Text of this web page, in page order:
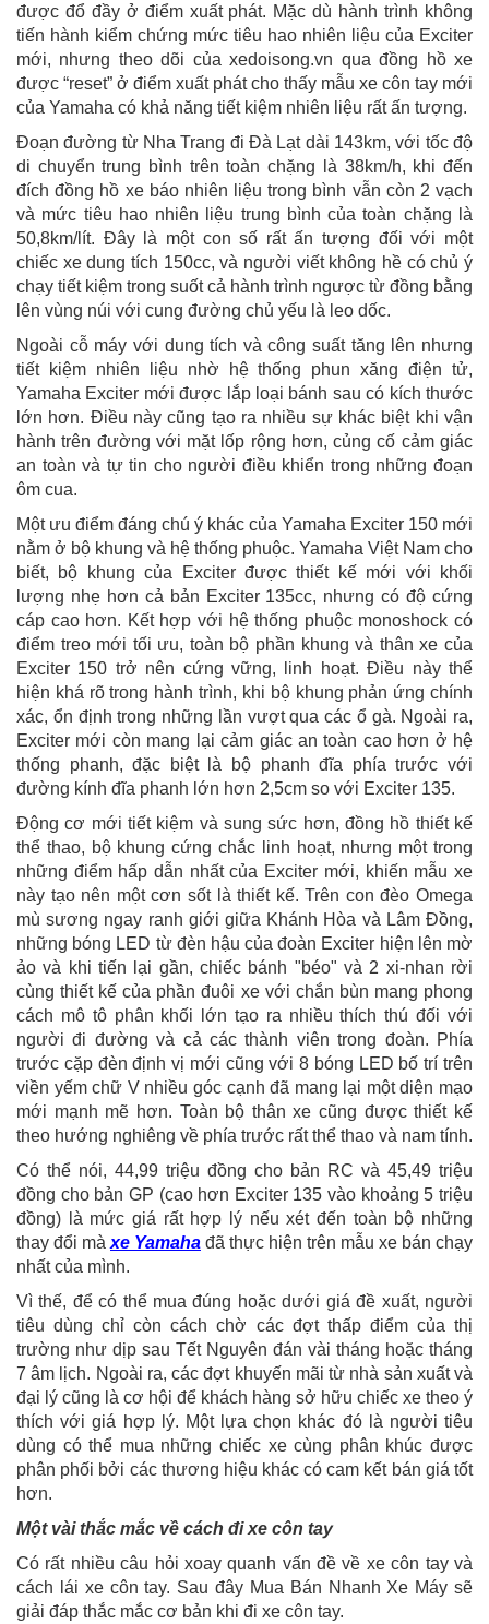
được đổ đầy ở điểm xuất phát. Mặc dù hành trình không
tiến hành kiểm chứng mức tiêu hao nhiên liệu của Exciter
mới, nhưng theo dõi của xedoisong.vn qua đồng hồ xe
được “reset” ở điểm xuất phát cho thấy mẫu xe côn tay mới
của Yamaha có khả năng tiết kiệm nhiên liệu rất ấn tượng.
Đoạn đường từ Nha Trang đi Đà Lạt dài 143km, với tốc độ
di chuyển trung bình trên toàn chặng là 38km/h, khi đến
đích đồng hồ xe báo nhiên liệu trong bình vẫn còn 2 vạch
và mức tiêu hao nhiên liệu trung bình của toàn chặng là
50,8km/lít. Đây là một con số rất ấn tượng đối với một
chiếc xe dung tích 150cc, và người viết không hề có chủ ý
chạy tiết kiệm trong suốt cả hành trình ngược từ đồng bằng
lên vùng núi với cung đường chủ yếu là leo dốc.
Ngoài cỗ máy với dung tích và công suất tăng lên nhưng
tiết kiệm nhiên liệu nhờ hệ thống phun xăng điện tử,
Yamaha Exciter mới được lắp loại bánh sau có kích thước
lớn hơn. Điều này cũng tạo ra nhiều sự khác biệt khi vận
hành trên đường với mặt lốp rộng hơn, củng cố cảm giác
an toàn và tự tin cho người điều khiển trong những đoạn
ôm cua.
Một ưu điểm đáng chú ý khác của Yamaha Exciter 150 mới
nằm ở bộ khung và hệ thống phuộc. Yamaha Việt Nam cho
biết, bộ khung của Exciter được thiết kế mới với khối
lượng nhẹ hơn cả bản Exciter 135cc, nhưng có độ cứng
cáp cao hơn. Kết hợp với hệ thống phuộc monoshock có
điểm treo mới tối ưu, toàn bộ phần khung và thân xe của
Exciter 150 trở nên cứng vững, linh hoạt. Điều này thể
hiện khá rõ trong hành trình, khi bộ khung phản ứng chính
xác, ổn định trong những lần vượt qua các ổ gà. Ngoài ra,
Exciter mới còn mang lại cảm giác an toàn cao hơn ở hệ
thống phanh, đặc biệt là bộ phanh đĩa phía trước với
đường kính đĩa phanh lớn hơn 2,5cm so với Exciter 135.
Động cơ mới tiết kiệm và sung sức hơn, đồng hồ thiết kế
thể thao, bộ khung cứng chắc linh hoạt, nhưng một trong
những điểm hấp dẫn nhất của Exciter mới, khiến mẫu xe
này tạo nên một cơn sốt là thiết kế. Trên con đèo Omega
mù sương ngay ranh giới giữa Khánh Hòa và Lâm Đồng,
những bóng LED từ đèn hậu của đoàn Exciter hiện lên mờ
ảo và khi tiến lại gần, chiếc bánh "béo" và 2 xi-nhan rời
cùng thiết kế của phần đuôi xe với chắn bùn mang phong
cách mô tô phân khối lớn tạo ra nhiều thích thú đối với
người đi đường và cả các thành viên trong đoàn. Phía
trước cặp đèn định vị mới cũng với 8 bóng LED bố trí trên
viền yếm chữ V nhiều góc cạnh đã mang lại một diện mạo
mới mạnh mẽ hơn. Toàn bộ thân xe cũng được thiết kế
theo hướng nghiêng về phía trước rất thể thao và nam tính.
Có thể nói, 44,99 triệu đồng cho bản RC và 45,49 triệu
đồng cho bản GP (cao hơn Exciter 135 vào khoảng 5 triệu
đồng) là mức giá rất hợp lý nếu xét đến toàn bộ những
thay đổi mà xe Yamaha đã thực hiện trên mẫu xe bán chạy
nhất của mình.
Vì thế, để có thể mua đúng hoặc dưới giá đề xuất, người
tiêu dùng chỉ còn cách chờ các đợt thấp điểm của thị
trường như dịp sau Tết Nguyên đán vài tháng hoặc tháng
7 âm lịch. Ngoài ra, các đợt khuyến mãi từ nhà sản xuất và
đại lý cũng là cơ hội để khách hàng sở hữu chiếc xe theo ý
thích với giá hợp lý. Một lựa chọn khác đó là người tiêu
dùng có thể mua những chiếc xe cùng phân khúc được
phân phối bởi các thương hiệu khác có cam kết bán giá tốt
hơn.
Một vài thắc mắc về cách đi xe côn tay
Có rất nhiều câu hỏi xoay quanh vấn đề về xe côn tay và
cách lái xe côn tay. Sau đây Mua Bán Nhanh Xe Máy sẽ
giải đáp thắc mắc cơ bản khi đi xe côn tay.